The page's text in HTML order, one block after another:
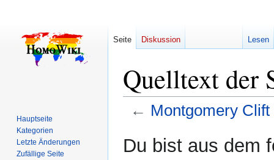
Quelltext der
← Montgomery Clift
Navigation
Suche
Du bist aus dem
Seite Diskussion Lesen
Hauptseite
Kategorien
Letzte Änderungen
Zufällige Seite